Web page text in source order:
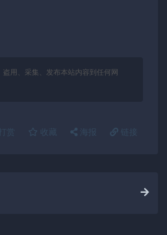
用、采集、发布本站内容到任何网
赏 收藏 海报 链接